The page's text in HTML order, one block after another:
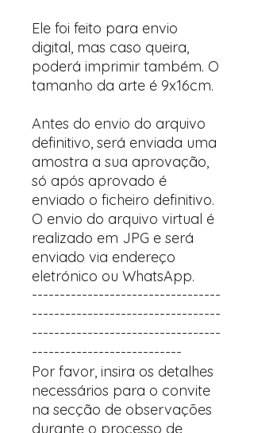
Ele foi feito para envio
digital, mas caso queira,
poderá imprimir também. O
tamanho da arte é 9x16cm.
Antes do envio do arquivo
definitivo, será enviada uma
amostra a sua aprovação,
só após aprovado é
enviado o ficheiro definitivo.
O envio do arquivo virtual é
realizado em JPG e será
enviado via endereço
eletrónico ou WhatsApp.
----------------------------------
----------------------------------
----------------------------------
---------------------------
Por favor, insira os detalhes
necessários para o convite
na secção de observações
durante o processo de